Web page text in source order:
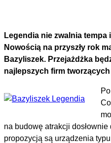
Legendia nie zwalnia
Nowością na przyszły rok
Bazyliszek. Przejażdżka
najlepszych firm
na budowę atrakcji dosłownie
propozycją są urządzenia typu